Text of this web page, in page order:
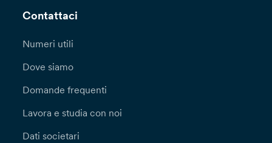
Contattaci
Numeri utili
Dove siamo
Domande frequenti
Lavora e studia con noi
Dati societari